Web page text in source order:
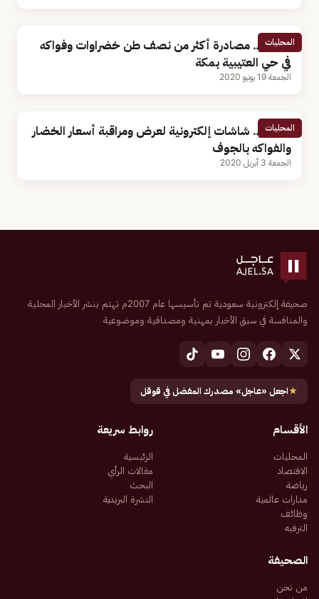
المحليات
بالصور.. مصادرة أكثر من نصف طن خضراوات وفواكه
في حي العتيبية بمكة
الجمعة 19 يونيو 2020
المحليات
بالصور.. شاشات إلكترونية لعرض ومراقبة أسعار الخضار
والفواكه بالجوف
الجمعة 3 أبريل 2020
صحيفة إلكترونية سعودية تم تأسيسها عام 2007م تهتم بنشر الأخبار المحلية
والمنافسة في سبق الأخبار بمهنية ومصداقية وموضوعية
★اجعل «عاجل» مصدرك المفضل في قوقل
الأقسام
المحليات
الاقتصاد
رياضة
مدارات عالمية
وظائف
الترفيه
روابط سريعة
الرئيسية
مقالات الرأي
البحث
النشرة البريدية
الصحيفة
من نحن